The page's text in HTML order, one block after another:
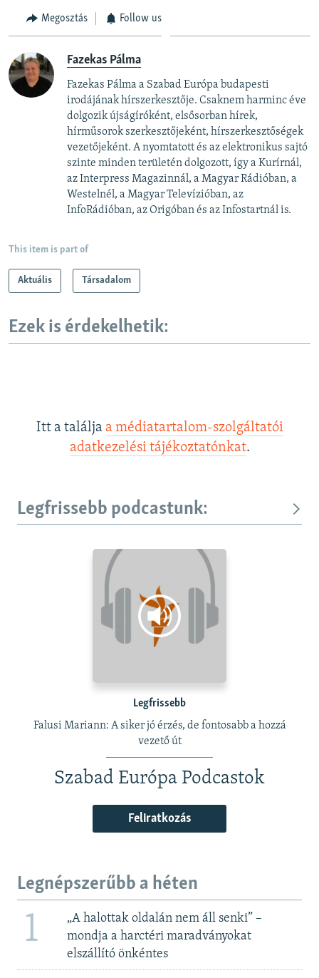
Megosztás Follow us
Fazekas Pálma
Fazekas Pálma a Szabad Európa budapesti
irodájának hírszerkesztője. Csaknem harminc éve
dolgozik újságíróként, elsősorban hírek,
hírműsorok szerkesztőjeként, hírszerkesztőségek
vezetőjeként. A nyomtatott és az elektronikus sajtó
szinte minden területén dolgozott, így a Kurírnál,
az Interpress Magazinnál, a Magyar Rádióban, a
Westelnél, a Magyar Televízióban, az
InfoRádióban, az Origóban és az Infostartnál is.
This item is part of
Aktuális Társadalom
Ezek is érdekelhetik:
Itt a találja a médiatartalom-szolgáltatói
adatkezelési tájékoztatónkat.
Legfrissebb podcastunk:
Legfrissebb
Falusi Mariann: A siker jó érzés, de fontosabb a hozzá
vezető út
Szabad Európa Podcastok
Feliratkozás
Legnépszerűbb a héten
1
„A halottak oldalán nem áll senki” –
mondja a harctéri maradványokat
elszállító önkéntes